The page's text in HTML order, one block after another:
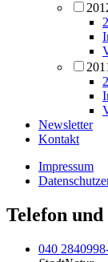
Newsletter
Kontakt
Impressum
Telefon
040